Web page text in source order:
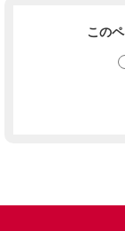
この